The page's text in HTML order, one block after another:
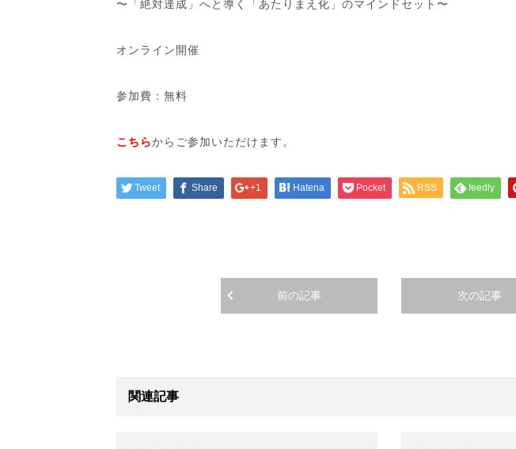
〜「絶対達成」へと導く「あたりまえ化」のマインドセット〜
オンライン開催
参加費：無料
こちらからご参加いただけます。
Tweet Share +1 Hatena Pocket RSS feedly
前の記事 次の記事
関連記事